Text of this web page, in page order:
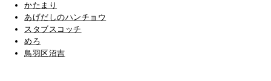
かたまり
あげだしのハンチョウ
スタブスコッチ
めろ
鳥羽区沼吉